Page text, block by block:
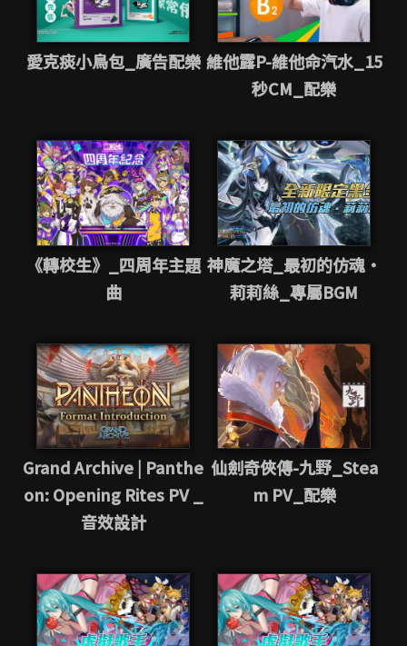
愛克痰小鳥包_廣告配樂 維他露P-維他命汽水_15
秒CM_配樂
《轉校生》_四周年主題
曲
神魔之塔_最初的仿魂・
莉莉絲_專屬BGM
Grand Archive | Panthe
on: Opening Rites PV _
音效設計
仙劍奇俠傳-九野_Stea
m PV_配樂